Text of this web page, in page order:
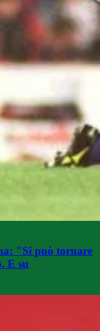
"Si può tornare
E su